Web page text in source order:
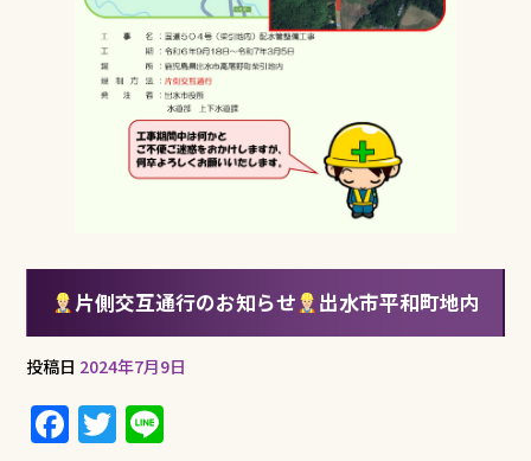
片側交互通行のお知らせ 出水市平和町地内
投稿日 2024年7月9日
F T